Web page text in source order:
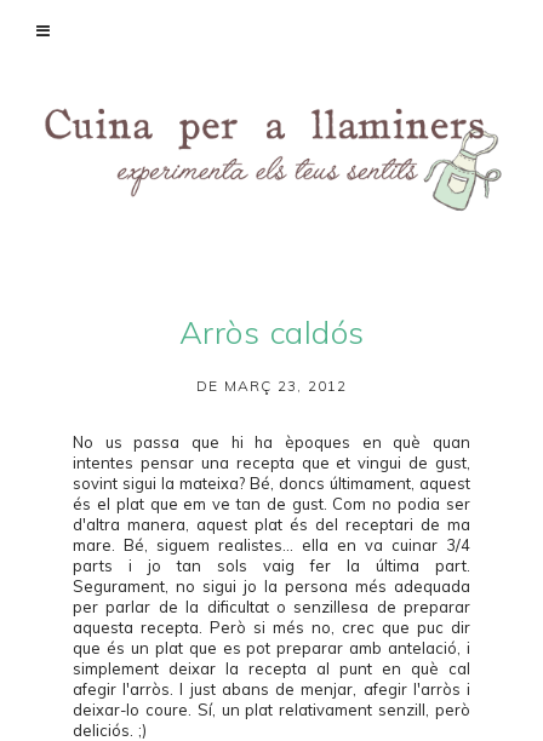
Arròs caldós
DE MARÇ 23, 2012
No us passa que hi ha èpoques en què quan
intentes pensar una recepta que et vingui de gust,
sovint sigui la mateixa? Bé, doncs últimament, aquest
és el plat que em ve tan de gust. Com no podia ser
d'altra manera, aquest plat és del receptari de ma
mare. Bé, siguem realistes... ella en va cuinar 3/4
parts i jo tan sols vaig fer la última part.
Segurament, no sigui jo la persona més adequada
per parlar de la dificultat o senzillesa de preparar
aquesta recepta. Però si més no, crec que puc dir
que és un plat que es pot preparar amb antelació, i
simplement deixar la recepta al punt en què cal
afegir l'arròs. I just abans de menjar, afegir l'arròs i
deixar-lo coure. Sí, un plat relativament senzill, però
deliciós. ;)